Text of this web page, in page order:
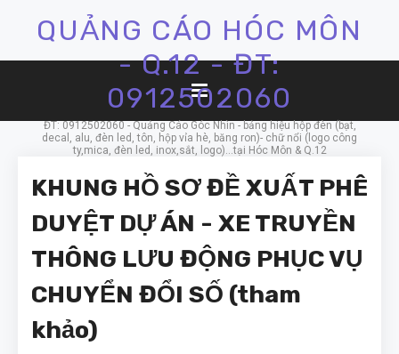
QUẢNG CÁO HÓC MÔN
- Q.12 - ĐT:
0912502060
ĐT: 0912502060 - Quảng Cáo Góc Nhìn - bảng hiệu hộp đèn (bạt,
decal, alu, đèn led, tôn, hộp vỉa hè, băng ron)- chữ nổi (logo công
ty,mica, đèn led, inox,sắt, logo)...tại Hóc Môn & Q.12
KHUNG HỒ SƠ ĐỀ XUẤT PHÊ
DUYỆT DỰ ÁN - XE TRUYỀN
THÔNG LƯU ĐỘNG PHỤC VỤ
CHUYỂN ĐỔI SỐ (tham
khảo)